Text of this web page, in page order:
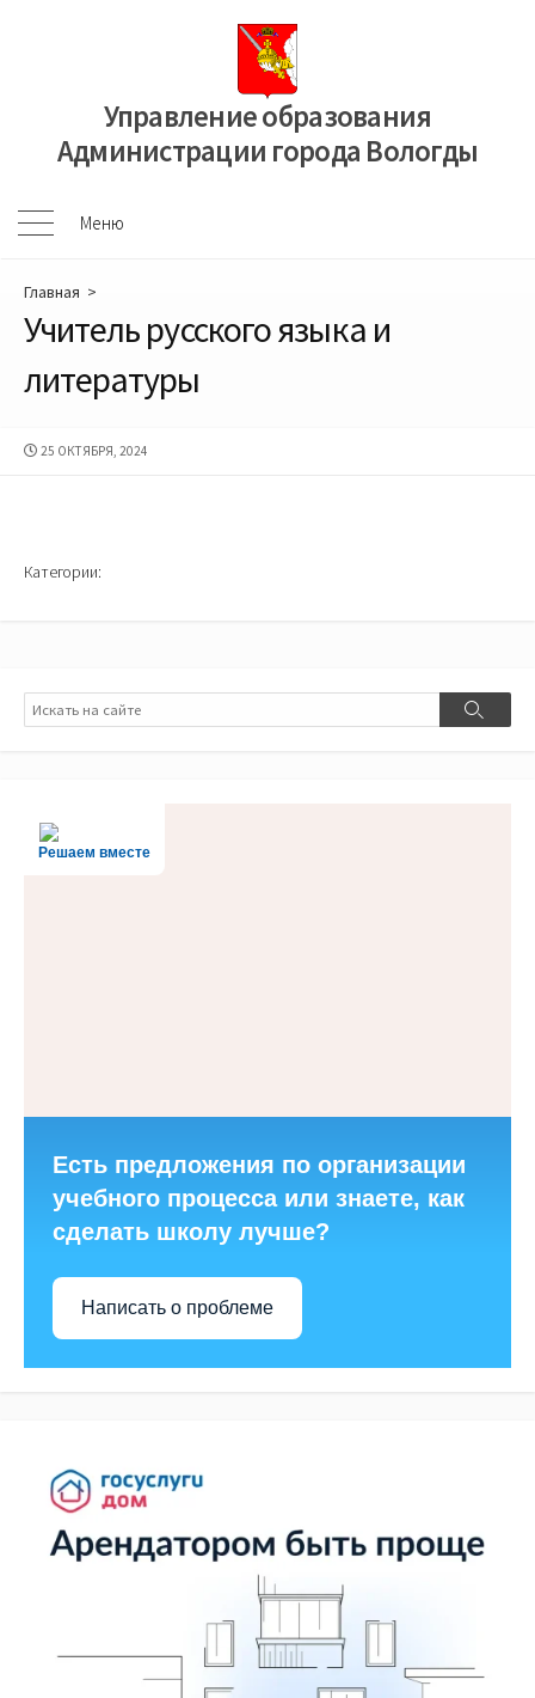
Управление образования
Администрации города Вологды
Меню
Меню
Главная >
Учитель русского языка и
литературы
ДАТА
25 ОКТЯБРЯ, 2024
Категории:
Поиск
Поиск
Решаем вместе
Есть предложения по организации
учебного процесса или знаете, как
сделать школу лучше?
Написать о проблеме